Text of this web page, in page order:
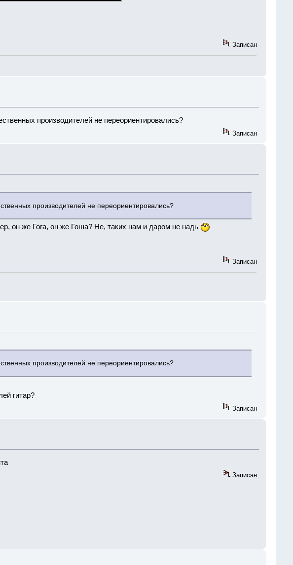
Записан
производителей не переориентировались?
Записан
производителей не переориентировались?
он же Гога, он же Гоша? Не, таких нам и даром не надь
Записан
производителей не переориентировались?
гитар?
Записан
Записан